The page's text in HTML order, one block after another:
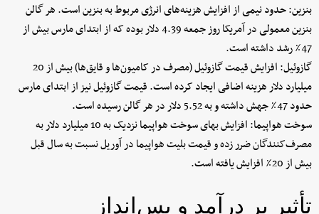
بنزین: حدود نیمی از افزایش هزینه‌های انرژی مربوط به بنزین است. هر گالن
بنزین معمولی در آمریکا روز جمعه 4.39 دلار بوده که از ابتدای مارس بیش از
47٪ رشد داشته است.
گازوئیل: افزایش قیمت گازوئیل (مصرف در کامیون‌ها و قایق‌ها) بیش از 20
میلیارد دلار هزینه اضافی ایجاد کرده است. قیمت گازوئیل نیز از ابتدای مارس
حدود 47٪ جهش داشته و به 5.52 دلار در هر گالن رسیده است.
سوخت هواپیما: افزایش بهای سوخت هواپیما نزدیک به 10 میلیارد دلار به
مصرف‌کنندگان ضرر زده و قیمت بلیت هواپیما در آوریل نسبت به سال قبل
بیش از 20٪ افزایش یافته است.
تأثیر بر درآمد و پس‌انداز